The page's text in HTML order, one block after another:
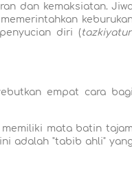
dan kemaksiatan.
diri (
empat cara bagi
mata batin
adalah "tabib ahli"